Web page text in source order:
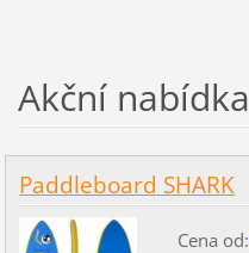
Akční nabídka
Paddleboard SHARK
Cena od: